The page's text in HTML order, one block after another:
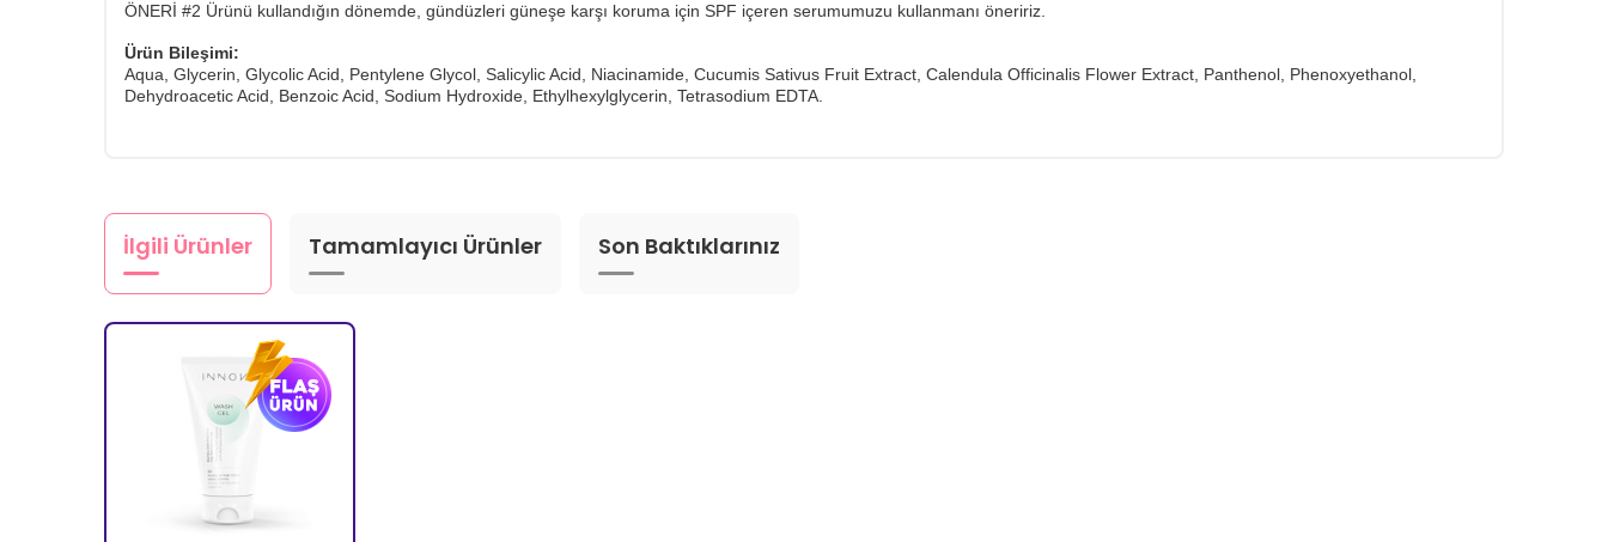
​ÖNERİ #2 Ürünü kullandığın dönemde, gündüzleri güneşe karşı koruma için SPF içeren serumumuzu kullanmanı öneririz.
Ürün Bileşimi:
Aqua, Glycerin, Glycolic Acid, Pentylene Glycol, Salicylic Acid, Niacinamide, Cucumis Sativus Fruit Extract, Calendula Officinalis Flower Extract, Panthenol, Phenoxyethanol,
Dehydroacetic Acid, Benzoic Acid, Sodium Hydroxide, Ethylhexylglycerin, Tetrasodium EDTA.
İlgili Ürünler Tamamlayıcı Ürünler Son Baktıklarınız